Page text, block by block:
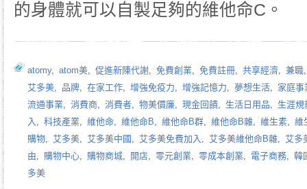
的身體就可以自製足夠的維他命C。
atomy, atom美, 促進新陳代謝, 免費創業, 免費註冊, 共享經濟, 兼職
艾多美, 品牌, 在家工作, 增強免疫力, 增強記憶力, 夢想生活, 家庭事
流通事業, 消費商, 消費者, 物美價廉, 現金回饋, 生活日用品, 生涯規
入 , 科技產業, 維他命, 維他命B, 維他命B群, 維他命B雜, 維生素, 維
購物, 艾多美, 艾多美中國 , 艾多美免費加入 , 艾多美維他命B雜, 艾多
由, 購物中心, 購物商城, 開店, 零元創業, 零成本創業, 電子商務, 韓
多美